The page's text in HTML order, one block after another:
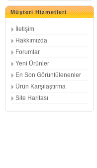
Müşteri Hizmetleri
İletişim
Hakkımızda
Forumlar
Yeni Ürünler
En Son Görüntülenenler
Ürün Karşılaştırma
Site Haritası